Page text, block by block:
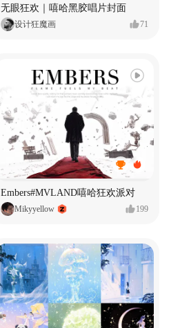
无眼狂欢｜嘻哈黑胶唱片封面
设计狂魔画 71
Embers#MVLAND嘻哈狂欢派对
Mikyyellow 199